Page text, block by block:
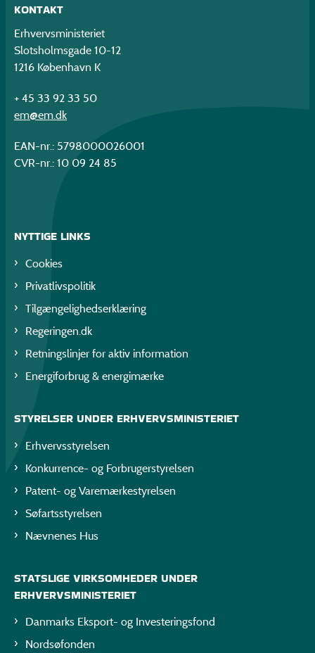
KONTAKT
Erhvervsministeriet
Slotsholmsgade 10-12
1216 København K
+ 45 33 92 33 50
em@em.dk
EAN-nr.: 5798000026001
CVR-nr.: 10 09 24 85
NYTTIGE LINKS
Cookies
Privatlivspolitik
Tilgængelighedserklæring
Regeringen.dk
Retningslinjer for aktiv information
Energiforbrug & energimærke
STYRELSER UNDER ERHVERVSMINISTERIET
Erhvervsstyrelsen
Konkurrence- og Forbrugerstyrelsen
Patent- og Varemærkestyrelsen
Søfartsstyrelsen
Nævnenes Hus
STATSLIGE VIRKSOMHEDER UNDER
ERHVERVSMINISTERIET
Danmarks Eksport- og Investeringsfond
Nordsøfonden